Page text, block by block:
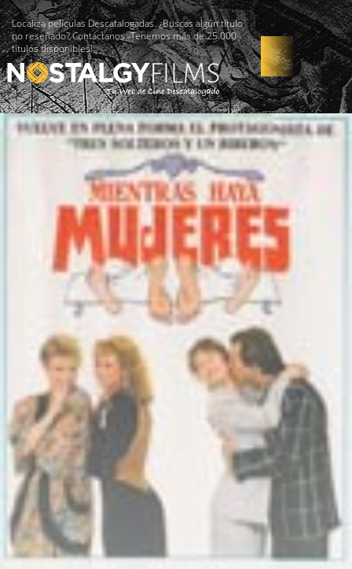
Localiza películas Descatalogadas. ¿Buscas algún título
no reseñado? Contáctanos -Tenemos más de 25.000
títulos disponibles!